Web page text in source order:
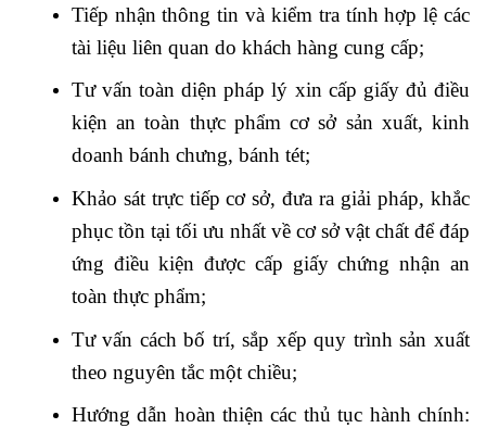
Tiếp nhận thông tin và kiểm tra tính hợp lệ các
tài liệu liên quan do khách hàng cung cấp;
Tư vấn toàn diện pháp lý xin cấp giấy đủ điều
kiện an toàn thực phẩm cơ sở sản xuất, kinh
doanh bánh chưng, bánh tét;
Khảo sát trực tiếp cơ sở, đưa ra giải pháp, khắc
phục tồn tại tối ưu nhất về cơ sở vật chất để đáp
ứng điều kiện được cấp giấy chứng nhận an
toàn thực phẩm;
Tư vấn cách bố trí, sắp xếp quy trình sản xuất
theo nguyên tắc một chiều;
Hướng dẫn hoàn thiện các thủ tục hành chính: